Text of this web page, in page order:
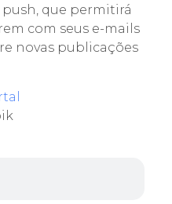
que permitirá
com seus e-mails
novas publicações